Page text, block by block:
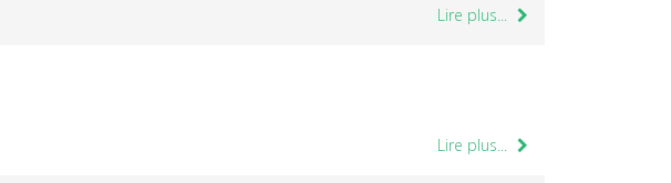
Lire plus...
Lire plus...